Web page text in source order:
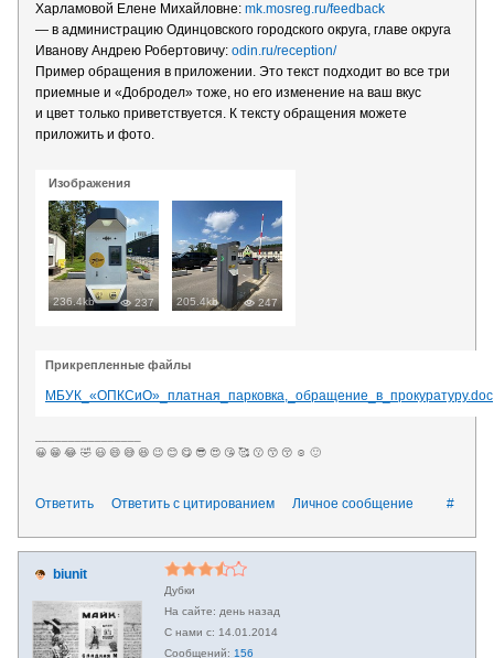
Харламовой Елене Михайловне: mk.mosreg.ru/feedback
— в администрацию Одинцовского городского округа, главе округа
Иванову Андрею Робертовичу: odin.ru/reception/
Пример обращения в приложении. Это текст подходит во все три
приемные и «Добродел» тоже, но его изменение на ваш вкус
и цвет только приветствуется. К тексту обращения можете
приложить и фото.
Изображения
236.4kb 237 205.4kb 247
Прикрепленные файлы
МБУК_«ОПКСиО»_платная_парковка,_обращение_в_прокуратуру.doc
😀 😁 😂 🤣 😃 😄 😅 😆 😉 😊 😋 😎 😍 😘 🥰 😗 😙 😚 ☺️ 🙂
#
Ответить Ответить с цитированием Личное сообщение
biunit
Дубки
день назад
14.01.2014
156